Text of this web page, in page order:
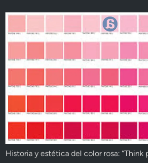
Historia y estética del color rosa: “Think